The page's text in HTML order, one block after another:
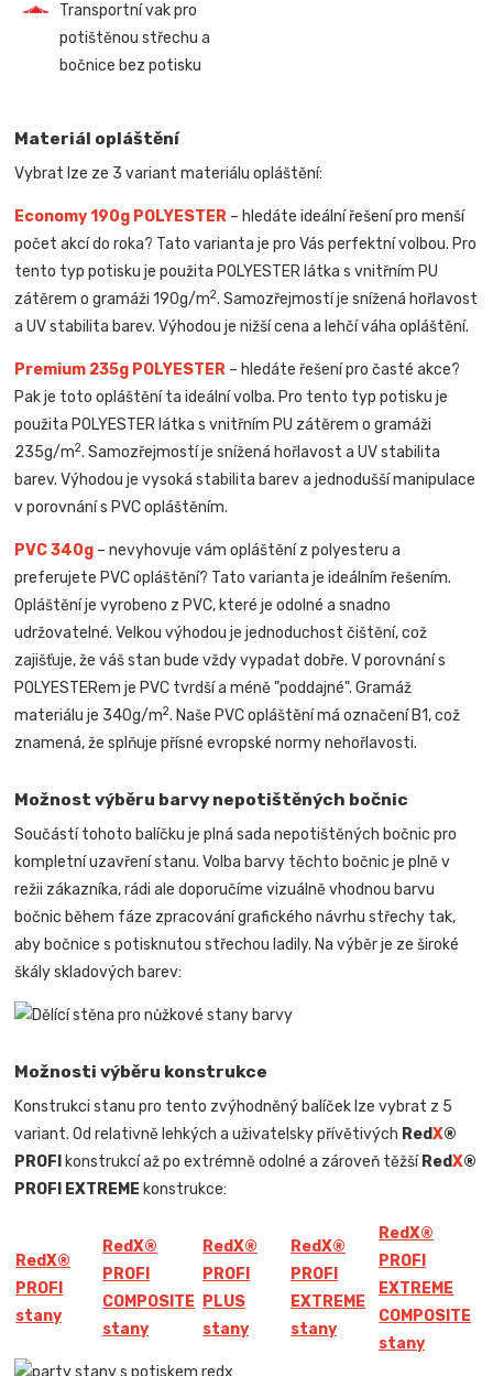
Transportní vak pro
potištěnou střechu a
bočnice bez potisku
Materiál opláštění
Vybrat lze ze 3 variant materiálu opláštění:
Economy 190g POLYESTER – hledáte ideální řešení pro menší
počet akcí do roka? Tato varianta je pro Vás perfektní volbou. Pro
tento typ potisku je použita POLYESTER látka s vnitřním PU
zátěrem o gramáži 190g/m2. Samozřejmostí je snížená hořlavost
a UV stabilita barev. Výhodou je nižší cena a lehčí váha opláštění.
Premium 235g POLYESTER – hledáte řešení pro časté akce?
Pak je toto opláštění ta ideální volba. Pro tento typ potisku je
použita POLYESTER látka s vnitřním PU zátěrem o gramáži
235g/m2. Samozřejmostí je snížená hořlavost a UV stabilita
barev. Výhodou je vysoká stabilita barev a jednodušší manipulace
v porovnání s PVC opláštěním.
PVC 340g – nevyhovuje vám opláštění z polyesteru a
preferujete PVC opláštění? Tato varianta je ideálním řešením.
Opláštění je vyrobeno z PVC, které je odolné a snadno
udržovatelné. Velkou výhodou je jednoduchost čištění, což
zajišťuje, že váš stan bude vždy vypadat dobře. V porovnání s
POLYESTERem je PVC tvrdší a méně "poddajné". Gramáž
materiálu je 340g/m2. Naše PVC opláštění má označení B1, což
znamená, že splňuje přísné evropské normy nehořlavosti.
Možnost výběru barvy nepotištěných bočnic
Součástí tohoto balíčku je plná sada nepotištěných bočnic pro
kompletní uzavření stanu. Volba barvy těchto bočnic je plně v
režii zákazníka, rádi ale doporučíme vizuálně vhodnou barvu
bočnic během fáze zpracování grafického návrhu střechy tak,
aby bočnice s potisknutou střechou ladily. Na výběr je ze široké
škály skladových barev:
Možnosti výběru konstrukce
Konstrukci stanu pro tento zvýhodněný balíček lze vybrat z 5
variant. Od relativně lehkých a uživatelsky přívětivých RedX®
PROFI konstrukcí až po extrémně odolné a zároveň těžší RedX®
PROFI EXTREME konstrukce:
RedX®
PROFI
stany
RedX®
PROFI
COMPOSITE
stany
RedX®
PROFI
PLUS
stany
RedX®
PROFI
EXTREME
stany
RedX®
PROFI
EXTREME
COMPOSITE
stany